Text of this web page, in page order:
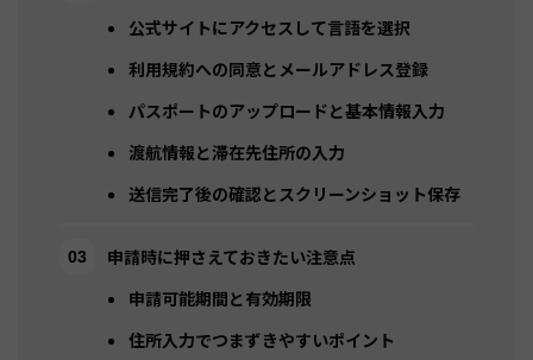
公式サイトにアクセスして言語を選択
利用規約への同意とメールアドレス登録
パスポートのアップロードと基本情報入力
渡航情報と滞在先住所の入力
送信完了後の確認とスクリーンショット保存
申請時に押さえておきたい注意点
申請可能期間と有効期限
住所入力でつまずきやすいポイント